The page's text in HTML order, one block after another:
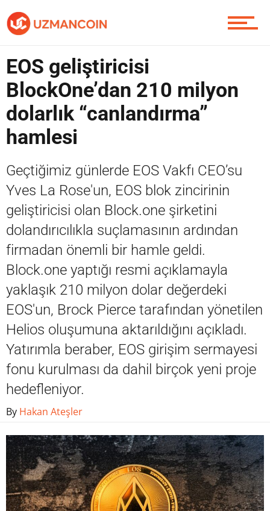
Soru Sor
Contact / İletişim
EOS geliştiricisi
BlockOne’dan 210 milyon
dolarlık “canlandırma”
hamlesi
Geçtiğimiz günlerde EOS Vakfı CEO’su
Yves La Rose'un, EOS blok zincirinin
geliştiricisi olan Block.one şirketini
dolandırıcılıkla suçlamasının ardından
firmadan önemli bir hamle geldi.
Block.one yaptığı resmi açıklamayla
yaklaşık 210 milyon dolar değerdeki
EOS'un, Brock Pierce tarafından yönetilen
Helios oluşumuna aktarıldığını açıkladı.
Yatırımla beraber, EOS girişim sermayesi
fonu kurulması da dahil birçok yeni proje
hedefleniyor.
By Hakan Ateşler